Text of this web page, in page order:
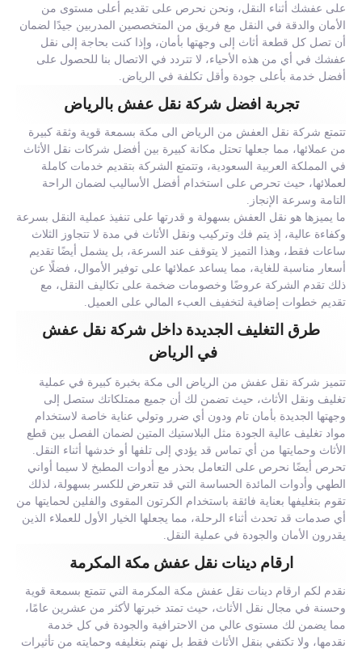
على عفشك أثناء النقل، ونحن نحرص على تقديم أعلى مستوى من
الأمان والدقة في النقل مع فريق من المتخصصين المدربين جيدًا لضمان
أن تصل كل قطعة أثاث إلى وجهتها بأمان، وإذا كنت بحاجة إلى نقل
عفشك في أي من هذه الأحياء، لا تتردد في الاتصال بنا للحصول على
أفضل خدمة بأعلى جودة وأقل تكلفة في الرياض.
تجربة افضل شركة نقل عفش بالرياض
تتمتع شركة نقل العفش من الرياض الى مكة بسمعة قوية وثقة كبيرة
من عملائها، مما جعلها تحتل مكانة كبيرة بين أفضل شركات نقل الأثاث
في المملكة العربية السعودية، وتتمتع الشركة بتقديم خدمات كاملة
لعملائها، حيث تحرص على استخدام أفضل الأساليب لضمان الراحة
التامة وسرعة الإنجاز.
ما يميزها هو نقل العفش بسهولة و قدرتها على تنفيذ عملية النقل بسرعة
وكفاءة عالية، إذ يتم فك وتركيب ونقل الأثاث في مدة لا تتجاوز الثلاث
ساعات فقط، وهذا التميز لا يتوقف عند السرعة، بل يشمل أيضًا تقديم
أسعار مناسبة للغاية، مما يساعد عملائها على توفير الأموال، فضلًا عن
ذلك تقدم الشركة عروضًا وخصومات ضخمة على تكاليف النقل، مع
تقديم خطوات إضافية لتخفيف العبء المالي على العميل.
طرق التغليف الجديدة داخل شركة نقل عفش
في الرياض
تتميز شركة نقل عفش من الرياض الى مكة بخبرة كبيرة في عملية
تغليف ونقل الأثاث، حيث تضمن لك أن جميع ممتلكاتك ستصل إلى
وجهتها الجديدة بأمان تام ودون أي ضرر وتولي عناية خاصة لاستخدام
مواد تغليف عالية الجودة مثل البلاستيك المتين لضمان الفصل بين قطع
الأثاث وحمايتها من أي تماس قد يؤدي إلى تلفها أو خدشها أثناء النقل.
تحرص أيضًا نحرص على التعامل بحذر مع أدوات المطبخ لا سيما أواني
الطهي وأدوات المائدة الحساسة التي قد تتعرض للكسر بسهولة، لذلك
تقوم بتغليفها بعناية فائقة باستخدام الكرتون المقوى والفلين لحمايتها من
أي صدمات قد تحدث أثناء الرحلة، مما يجعلها الخيار الأول للعملاء الذين
يقدرون الأمان والجودة في عملية النقل.
ارقام دينات نقل عفش مكة المكرمة
نقدم لكم ارقام دينات نقل عفش مكة المكرمة التي تتمتع بسمعة قوية
وحسنة في مجال نقل الأثاث، حيث تمتد خبرتها لأكثر من عشرين عامًا،
مما يضمن لك مستوى عالي من الاحترافية والجودة في كل خدمة
نقدمها، ولا تكتفي بنقل الأثاث فقط بل نهتم بتغليفه وحمايته من تأثيرات